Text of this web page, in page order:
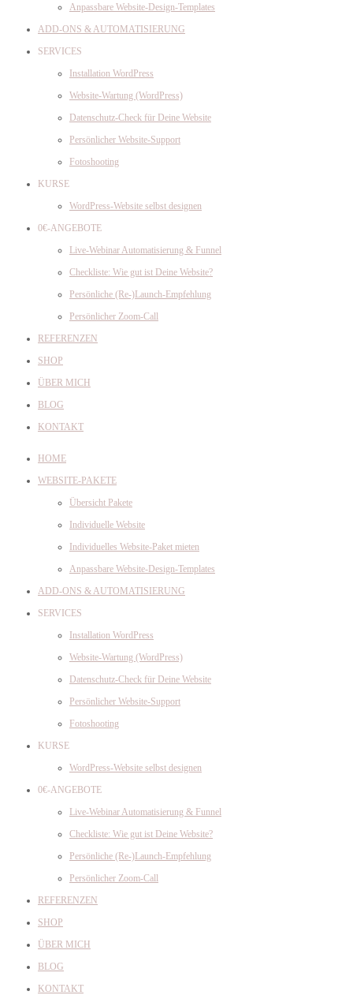
Anpassbare Website-Design-Templates
ADD-ONS & AUTOMATISIERUNG
SERVICES
Installation WordPress
Website-Wartung (WordPress)
Datenschutz-Check für Deine Website
Persönlicher Website-Support
Fotoshooting
KURSE
WordPress-Website selbst designen
0€-ANGEBOTE
Live-Webinar Automatisierung & Funnel
Checkliste: Wie gut ist Deine Website?
Persönliche (Re-)Launch-Empfehlung
Persönlicher Zoom-Call
REFERENZEN
SHOP
ÜBER MICH
BLOG
KONTAKT
HOME
WEBSITE-PAKETE
Übersicht Pakete
Individuelle Website
Individuelles Website-Paket mieten
Anpassbare Website-Design-Templates
ADD-ONS & AUTOMATISIERUNG
SERVICES
Installation WordPress
Website-Wartung (WordPress)
Datenschutz-Check für Deine Website
Persönlicher Website-Support
Fotoshooting
KURSE
WordPress-Website selbst designen
0€-ANGEBOTE
Live-Webinar Automatisierung & Funnel
Checkliste: Wie gut ist Deine Website?
Persönliche (Re-)Launch-Empfehlung
Persönlicher Zoom-Call
REFERENZEN
SHOP
ÜBER MICH
BLOG
KONTAKT